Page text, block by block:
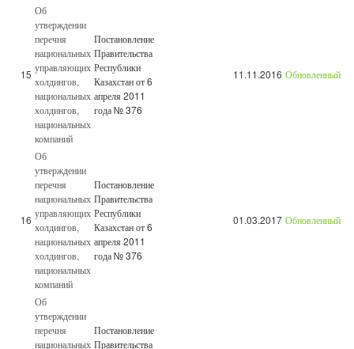
15
Об
утверждении
перечня
национальных
управляющих
холдингов,
национальных
холдингов,
национальных
компаний
Постановление
Правительства
Республики
Казахстан от 6
апреля 2011
года № 376
11.11.2016 Обновленный
16
Об
утверждении
перечня
национальных
управляющих
холдингов,
национальных
холдингов,
национальных
компаний
Постановление
Правительства
Республики
Казахстан от 6
апреля 2011
года № 376
01.03.2017 Обновленный
Об
утверждении
перечня
национальных
Постановление
Правительства